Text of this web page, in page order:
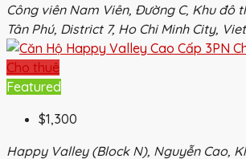
Công viên Nam Viên, Đường C, Khu đô
Tân Phú, District 7, Ho Chi Minh City,
Cho thuê
Featured
$1,300
Happy Valley (Block N), Nguyễn Cao,